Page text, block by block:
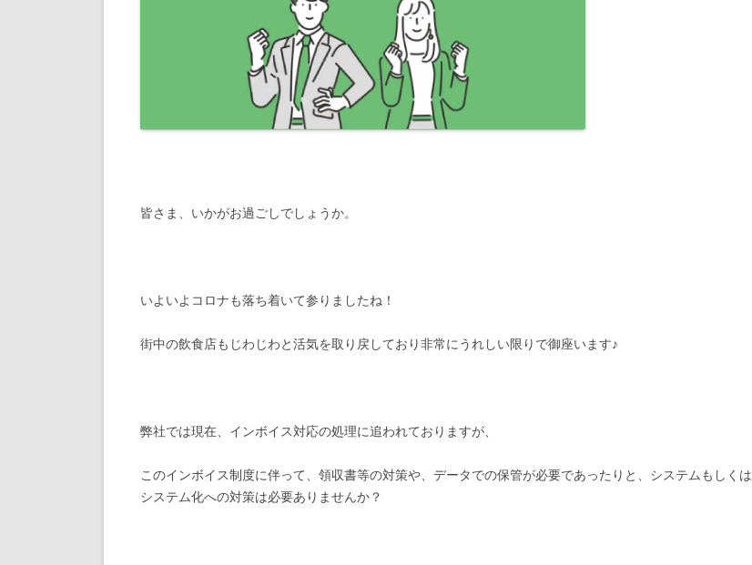
皆さま、いかがお過ごしでしょうか。
いよいよコロナも落ち着いて参りましたね！
街中の飲食店もじわじわと活気を取り戻しており非常にうれしい限りで御座います♪
弊社では現在、インボイス対応の処理に追われておりますが、
このインボイス制度に伴って、領収書等の対策や、データでの保管が必要であったりと、システムもしくは
システム化への対策は必要ありませんか？